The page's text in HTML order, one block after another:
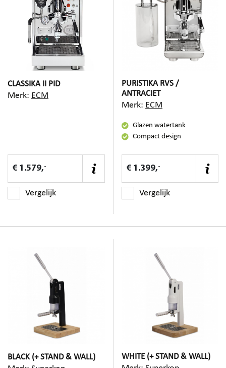
CLASSIKA II PID
Merk: ECM
€ 1.579,-
Vergelijk
PURISTIKA RVS /
ANTRACIET
Merk: ECM
Glazen watertank
Compact design
€ 1.399,-
Vergelijk
BLACK (+ STAND & WALL)
WHITE (+ STAND & WALL)